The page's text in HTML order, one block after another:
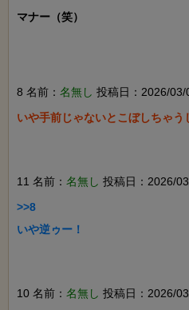
マナー（笑）
8 名前： 名無し 投稿日：2026/
いや手前じゃないとこぼしちゃう
11 名前： 名無し 投稿日：2026/
>>8
いや逆ゥー！
10 名前： 名無し 投稿日：2026/